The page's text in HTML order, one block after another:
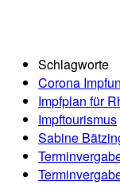
Schlagworte
Corona
Impfplan für
Impftourismus
Sabine